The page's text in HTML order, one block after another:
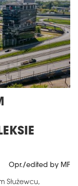
Opr./edited by MF
Służewcu,